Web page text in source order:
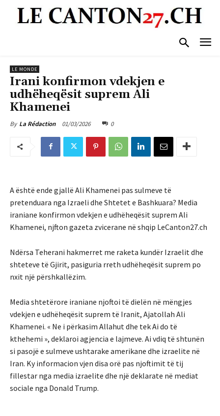
LE MONDE
Irani konfirmon vdekjen e
udhëheqësit suprem Ali
Khamenei
By La Rédaction 01/03/2026 0
A është ende gjallë Ali Khamenei pas sulmeve të
pretenduara nga Izraeli dhe Shtetet e Bashkuara? Media
iraniane konfirmon vdekjen e udhëheqësit suprem Ali
Khamenei, njfton gazeta zvicerane në shqip LeCanton27.ch
Ndërsa Teherani hakmerret me raketa kundër Izraelit dhe
shteteve të Gjirit, pasiguria rreth udhëheqësit suprem po
nxit një përshkallëzim.
Media shtetërore iraniane njoftoi të dielën në mëngjes
vdekjen e udhëheqësit suprem të Iranit, Ajatollah Ali
Khamenei. « Ne i përkasim Allahut dhe tek Ai do të
kthehemi », deklaroi agjencia e lajmeve. Ai vdiq të shtunën
si pasojë e sulmeve ushtarake amerikane dhe izraelite në
Iran. Ky informacion vjen disa orë pas njoftimit të tij
fillestar nga media izraelite dhe një deklarate në mediat
sociale nga Donald Trump.